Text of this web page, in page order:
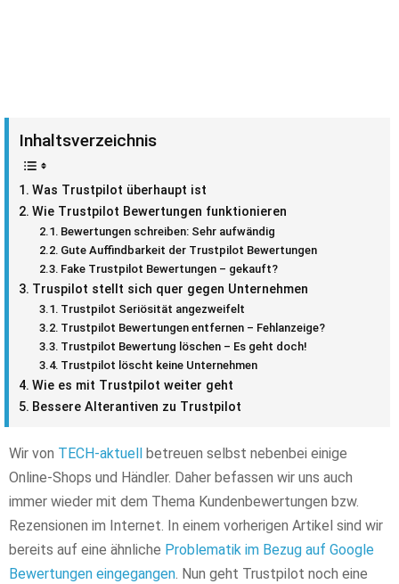
Inhaltsverzeichnis
Was Trustpilot überhaupt ist
Wie Trustpilot Bewertungen funktionieren
Bewertungen schreiben: Sehr aufwändig
Gute Auffindbarkeit der Trustpilot Bewertungen
Fake Trustpilot Bewertungen – gekauft?
Truspilot stellt sich quer gegen Unternehmen
Trustpilot Seriösität angezweifelt
Trustpilot Bewertungen entfernen – Fehlanzeige?
Trustpilot Bewertung löschen – Es geht doch!
Trustpilot löscht keine Unternehmen
Wie es mit Trustpilot weiter geht
Bessere Alterantiven zu Trustpilot
Wir von TECH-aktuell betreuen selbst nebenbei einige
Online-Shops und Händler. Daher befassen wir uns auch
immer wieder mit dem Thema Kundenbewertungen bzw.
Rezensionen im Internet. In einem vorherigen Artikel sind wir
bereits auf eine ähnliche Problematik im Bezug auf Google
Bewertungen eingegangen . Nun geht Trustpilot noch eine